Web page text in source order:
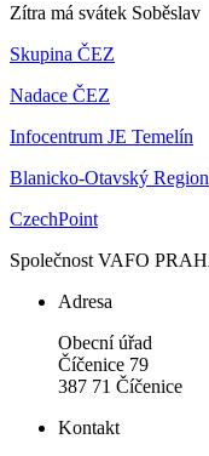
Zítra má svátek Soběslav
Skupina ČEZ
Nadace ČEZ
Infocentrum JE Temelín
Blanicko-Otavský Region
CzechPoint
Společnost VAFO
Adresa
Obecní úřad
Číčenice 79
387 71 Číčenice
Kontakt